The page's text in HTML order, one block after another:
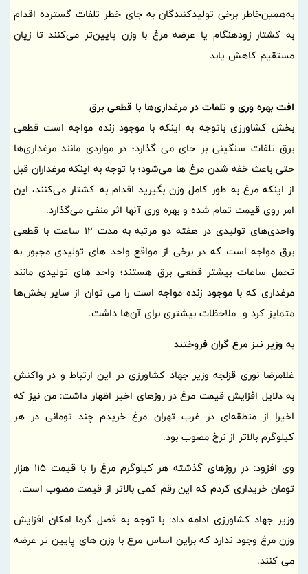
به‌همین‌خاطر برخی تولیدکنندگان به جای خطر تلفات گسترده اقدام
به کشتار زودهنگام یا عرضه مرغ با وزن پایین‌تر می‌کنند تا زیان
مستقیم کاهش یابد
افت بهره وری و تلفات در مرغداری‌ها با قطعی برق
بخش کشاورزی باتوجه به اینکه با موجود زنده مواجه است قطعی
برق تلفات سنگینی بر جای می گذارد؛ در مواردی مانند مرغداری‌ها
حتی باعث خفه شدن مرغ ها می‌شود؛ با توجه به اینکه مرغداران قبل
از اینکه مرغ به طور کامل وزن بگیرید اقدام به کشتار می‌کنند، این
امر روی قیمت تمام شده و بهره وری آنها اثر منفی می‌گذارد.
واحدی‌های تولیدی در هفته دو مرتبه به مدت 12 ساعت با قطعی
برق مواجه است که در برخی از مواقع واحد های تولیدی مجبور به
تحمل ساعات بیشتر قطعی برق هستند؛ واحد های تولیدی مانند
مرغداری که با موجود زنده مواجه است را می توان از سایر بخش‌ها
متمایز کرد و ملاحظات بیشتری برای آن‌ها داشت.
به وزیر نیز مرغ گران فروختند
غلامرضا نوری قزلجه وزیر جهاد کشاورزی در این ارتباط و در واکنش
به دلایل افزایش قیمت مرغ در روزهای اخیر اظهار داشت: من نیز که
اخیرا از منطقه‌ای در غرب تهران مرغ خریدم چند تومانی در هر
کیلوگرم بالاتر از نرخ مصوب بود.
وی افزود: در روزهای گذشته هر کیلوگرم مرغ را با قیمت 115 هزار
تومان خریداری کردم که این رقم کمی بالاتر از قیمت مصوب است.
وزیر جهاد کشاورزی ادامه داد: با توجه به فصل گرما امکان افزایش
وزن مرغ وجود ندارد که براین اساس مرغ با وزن های پایین تر عرضه
می کنند.